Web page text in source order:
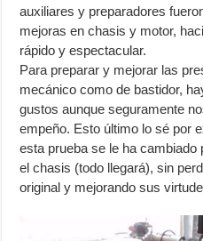
auxiliares y preparadores
mejoras en chasis y motor,
rápido y espectacular.
Para preparar y mejorar las
mecánico como de bastidor,
gustos aunque seguramente
empeño. Esto último lo sé por
esta prueba se le ha
el chasis (todo llegará), sin
original y mejorando sus